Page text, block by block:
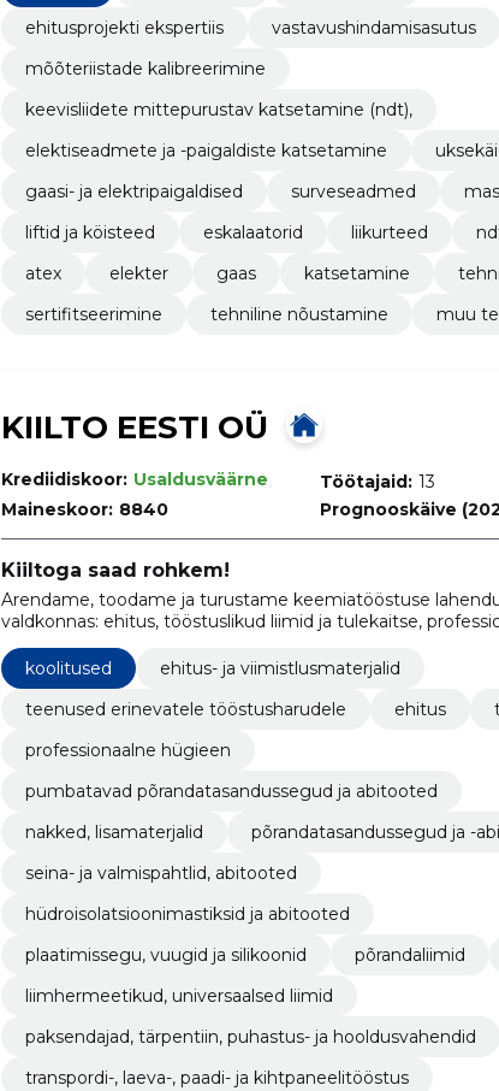
ehitusprojekti ekspertiis
vastavushindamisasutus
mõõteriistade kalibreerimine
keevisliidete mittepurustav katsetamine (ndt),
elektiseadmete ja -paigaldiste katsetamine
gaasi- ja elektripaigaldised
surveseadmed
liftid ja köisteed
eskalaatorid liikurteed
atex
elekter gaas katsetamine
sertifitseerimine
tehniline nõustamine muu
KIILTO EESTI OÜ
Krediidiskoor: Usaldusväärne
Maineskoor: 8840
Töötajaid: 13
Prognooskäive
Kiiltoga saad rohkem!
Arendame, toodame ja turustame keemiatööstuse
valdkonnas: ehitus, tööstuslikud liimid ja tulekaitse,
tarbekaubad .
koolitused
ehitus- ja viimistlusmaterjalid
teenused erinevatele tööstusharudele
ehitus
professionaalne hügieen
pumbatavad põrandatasandussegud ja abitooted
nakked, lisamaterjalid
põrandatasandussegud ja -
seina- ja valmispahtlid, abitooted
hüdroisolatsioonimastiksid ja abitooted
plaatimissegu, vuugid ja silikoonid
põrandaliimid
liimhermeetikud, universaalsed liimid
paksendajad, tärpentiin, puhastus- ja hooldusvahendid
transpordi-, laeva-, paadi- ja kihtpaneelitööstus